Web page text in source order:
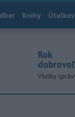
Knihy
Rok
Všetky